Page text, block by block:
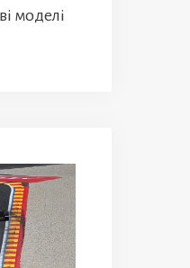
моделі